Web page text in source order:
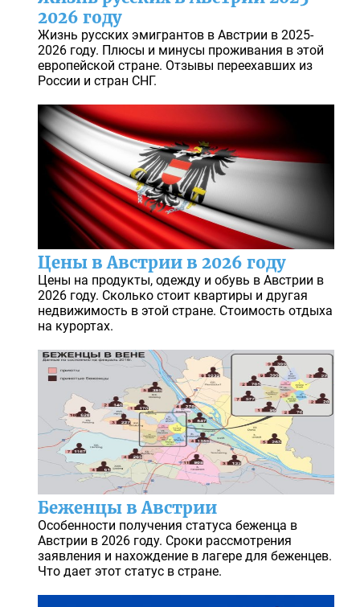
2026 году
Жизнь русских эмигрантов в Австрии в 2025-
2026 году. Плюсы и минусы проживания в этой
европейской стране. Отзывы переехавших из
России и стран СНГ.
Цены в Австрии в 2026 году
Цены на продукты, одежду и обувь в Австрии в
2026 году. Сколько стоит квартиры и другая
недвижимость в этой стране. Стоимость отдыха
на курортах.
Беженцы в Австрии
Особенности получения статуса беженца в
Австрии в 2026 году. Сроки рассмотрения
заявления и нахождение в лагере для беженцев.
Что дает этот статус в стране.